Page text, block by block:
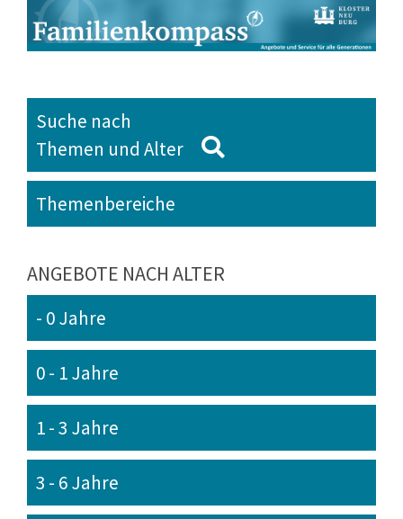
Suche nach
Themen und Alter
Themenbereiche
ANGEBOTE NACH ALTER
- 0 Jahre
0 - 1 Jahre
1 - 3 Jahre
3 - 6 Jahre